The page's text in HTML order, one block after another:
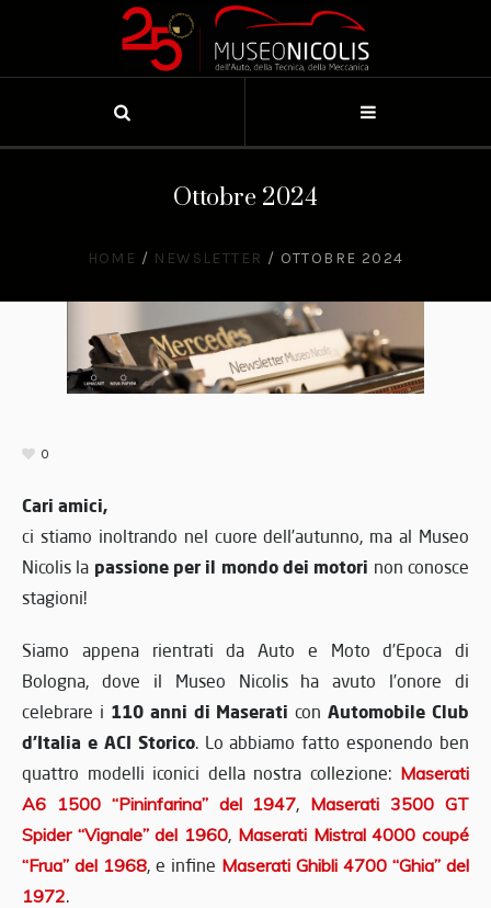
Ottobre 2024
HOME / NEWSLETTER / OTTOBRE 2024
0
Cari amici,
ci stiamo inoltrando nel cuore dell’autunno, ma al Museo
Nicolis la passione per il mondo dei motori non conosce
stagioni!
Siamo appena rientrati da Auto e Moto d’Epoca di
Bologna, dove il Museo Nicolis ha avuto l’onore di
celebrare i 110 anni di Maserati conAutomobile Club
d’Italia e ACI Storico. Lo abbiamo fatto esponendo ben
quattro modelli iconici della nostra collezione: Maserati
A6 1500 “Pininfarina” del 1947, Maserati 3500 GT
Spider “Vignale” del 1960, Maserati Mistral 4000 coupé
“Frua” del 1968, e infine Maserati Ghibli 4700 “Ghia” del
1972.